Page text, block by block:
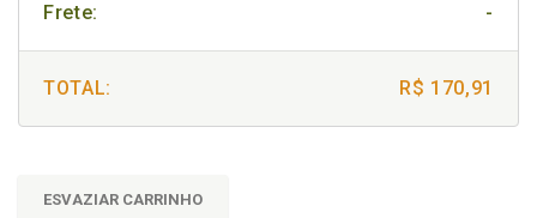
Frete: -
TOTAL: R$ 170,91
ESVAZIAR CARRINHO